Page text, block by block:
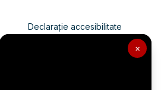
×
Declarație accesibilitate
Politica de confidențialitate